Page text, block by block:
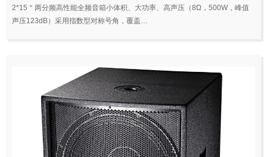
2*15＂两分频高性能全频音箱小体积、大功率、高声压（8Ω，500W，峰值
声压123dB）采用指数型对称号角，覆盖…